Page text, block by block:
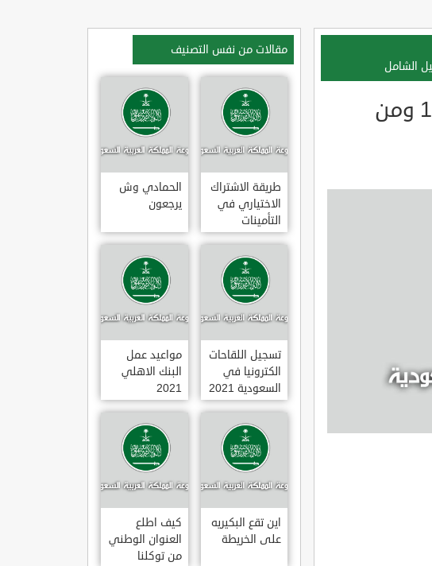
شروط التأهيل الشامل الجديدة 1442 ومن
مقالات من نفس التصنيف
طريقة الاشتراك
الاختياري في
التأمينات
الاجتماعية
1443
الحمادي وش
يرجعون
تسجيل اللقاحات
الكترونيا في
السعودية 2021
مواعيد عمل
البنك الاهلي
2021
اين تقع البكيريه
على الخريطة
كيف اطلع
العنوان الوطني
من توكلنا